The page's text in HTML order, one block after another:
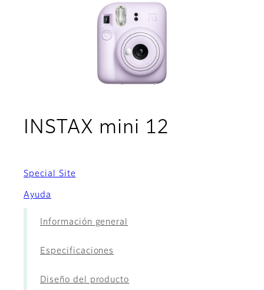
INSTAX mini 12
Special Site
Ayuda
Información general
Especificaciones
Diseño del producto